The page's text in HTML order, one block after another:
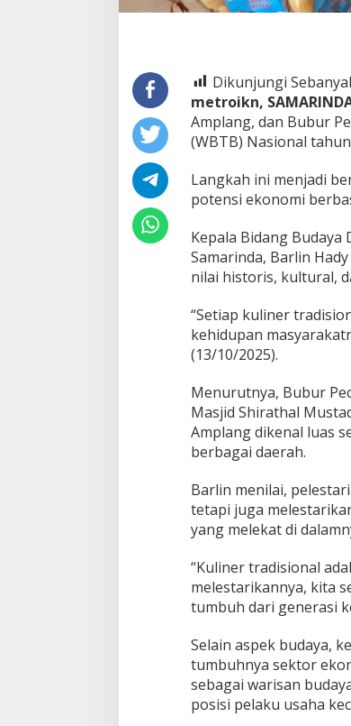
Dikunjungi
metroikn,
Amplang, dan Bubur
(WBTB) Nasional
Langkah ini menjadi
potensi ekonomi
Kepala Bidang Budaya
Samarinda, Barlin
nilai historis, kultural,
“Setiap kuliner
kehidupan
(13/10/2025).
Menurutnya, Bubur
Masjid Shirathal
Amplang dikenal luas
berbagai daerah.
Barlin menilai,
tetapi juga
yang melekat di
“Kuliner tradisional
melestarikannya, kita
tumbuh dari generasi
Selain aspek budaya,
tumbuhnya sektor
sebagai warisan
posisi pelaku usaha